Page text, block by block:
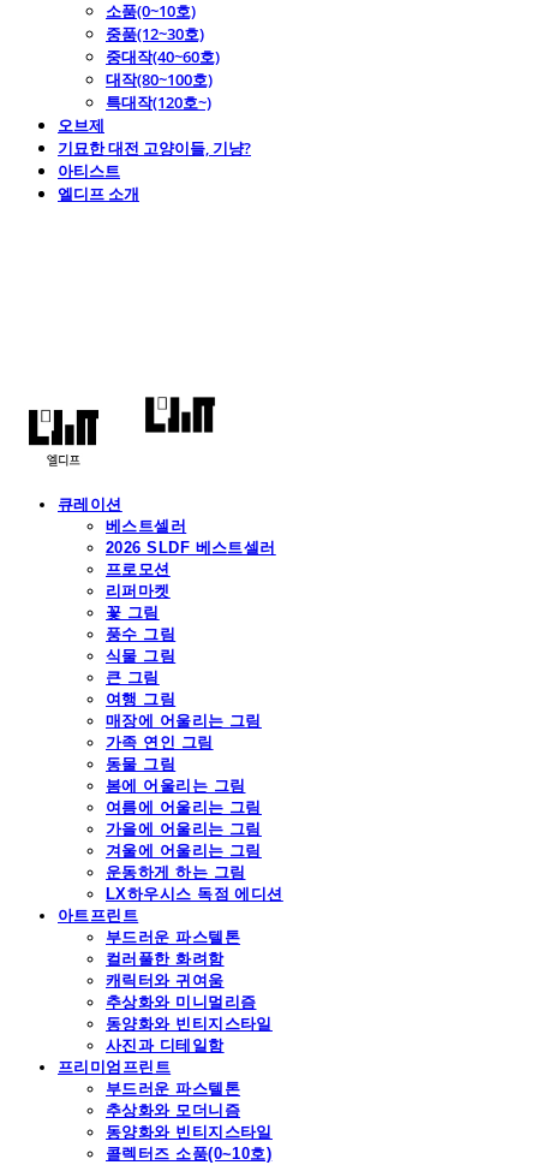
소품(0~10호)
중품(12~30호)
중대작(40~60호)
대작(80~100호)
특대작(120호~)
오브제
기묘한 대전 고양이들, 기냥?
아티스트
엘디프 소개
큐레이션
베스트셀러
2026 SLDF 베스트셀러
프로모션
리퍼마켓
꽃 그림
풍수 그림
식물 그림
큰 그림
여행 그림
매장에 어울리는 그림
가족 연인 그림
동물 그림
봄에 어울리는 그림
여름에 어울리는 그림
가을에 어울리는 그림
겨울에 어울리는 그림
운동하게 하는 그림
LX하우시스 독점 에디션
아트프린트
부드러운 파스텔톤
컬러풀한 화려함
캐릭터와 귀여움
추상화와 미니멀리즘
동양화와 빈티지스타일
사진과 디테일함
프리미엄프린트
부드러운 파스텔톤
추상화와 모더니즘
동양화와 빈티지스타일
콜렉터즈 소품(0~10호)